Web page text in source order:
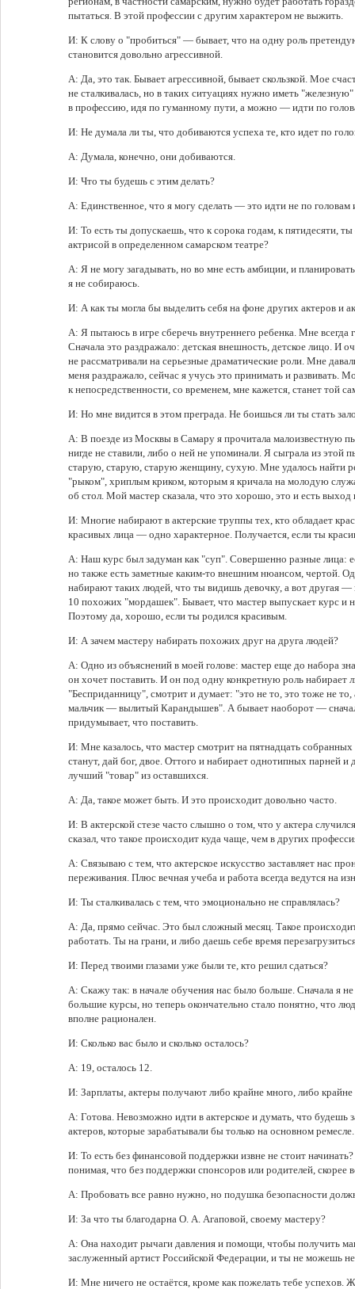
пытаться. В этой профессии с другим характером не выжить.
И: К слову о "пробиться" — бывает, что на одну роль
становится довольно агрессивной.
А: Да, это так. Бывает агрессивной, бывает скользкой. Мое
не сталкивалась, но в таких ситуациях нужно иметь
в профессию, идя по гуманному пути, а можно — идти по
И: Не думала ли ты, что добиваются успеха те, кто идет по
А: Думала, конечно, они добиваются.
И: Что ты будешь с этим делать?
А: Единственное, что я могу сделать — это идти не по головам
И: То есть ты допускаешь, что к сорока годам, к пятидесяти,
актрисой в определенном самарском театре?
А: Я не могу загадывать, но во мне есть амбиции, и
я не собираюсь.
И: А как ты могла бы выделить себя на фоне других актеров и
А: Я пытаюсь в игре сберечь внутреннего ребенка. Мне всегда
Сначала это раздражало: детская внешность, детское лицо. И
не рассматривали на серьезные драматические роли. Мне
меня раздражало, сейчас я учусь это принимать и развивать.
к непосредственности, со временем, мне кажется, станет той
И: Но мне видится в этом преграда. Не боишься ли ты стать
А: В поезде из Москвы в Самару я прочитала малоизвестную
нигде не ставили, либо о ней не упоминали. Я сыграла из этой
старую, старую, старую женщину, сухую. Мне удалось найти
"рыком", хриплым криком, которым я кричала на молодую
об стол. Мой мастер сказала, что это хорошо, это и есть выход
И: Многие набирают в актерские труппы тех, кто обладает
красивых лица — одно характерное. Получается, если ты
А: Наш курс был задуман как "суп". Совершенно разные лица:
но также есть заметные каким-то внешним нюансом, чертой.
набирают таких людей, что ты видишь девочку, а вот другая
10 похожих "мордашек". Бывает, что мастер выпускает курс и
Поэтому да, хорошо, если ты родился красивым.
И: А зачем мастеру набирать похожих друг на друга людей?
А: Одно из объяснений в моей голове: мастер еще до набора
он хочет поставить. И он под одну конкретную роль набирает
"Бесприданницу", смотрит и думает: "это не то, это тоже не то,
мальчик — вылитый Карандышев". А бывает наоборот —
придумывает, что поставить.
И: Мне казалось, что мастер смотрит на пятнадцать
станут, дай бог, двое. Оттого и набирает однотипных парней
лучший "товар" из оставшихся.
А: Да, такое может быть. И это происходит довольно часто.
И: В актерской стезе часто слышно о том, что у актера
сказал, что такое происходит куда чаще, чем в других
А: Связываю с тем, что актерское искусство заставляет нас
переживания. Плюс вечная учеба и работа всегда ведутся на
И: Ты сталкивалась с тем, что эмоционально не справлялась?
А: Да, прямо сейчас. Это был сложный месяц. Такое
работать. Ты на грани, и либо даешь себе время
И: Перед твоими глазами уже были те, кто решил сдаться?
А: Скажу так: в начале обучения нас было больше. Сначала я
большие курсы, но теперь окончательно стало понятно, что
вполне рационален.
И: Сколько вас было и сколько осталось?
А: 19, осталось 12.
И: Зарплаты, актеры получают либо крайне много, либо
А: Готова. Невозможно идти в актерское и думать, что будешь
актеров, которые зарабатывали бы только на основном ремесле.
И: То есть без финансовой поддержки извне не стоит
понимая, что без поддержки спонсоров или родителей, скорее
А: Пробовать все равно нужно, но подушка безопасности
И: За что ты благодарна О. А. Агаповой, своему мастеру?
А: Она находит рычаги давления и помощи, чтобы получить
заслуженный артист Российской Федерации, и ты не можешь
И: Мне ничего не остаётся, кроме как пожелать тебе успехов.